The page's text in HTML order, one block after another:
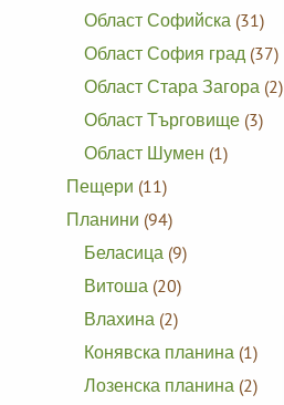
Област Софийска (31)
Област София град (37)
Област Стара Загора (2)
Област Търговище (3)
Област Шумен (1)
Пещери (11)
Планини (94)
Беласица (9)
Витоша (20)
Влахина (2)
Конявска планина (1)
Лозенска планина (2)